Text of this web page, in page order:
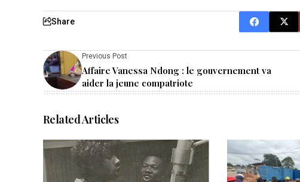
Share
Previous Post
Affaire Vanessa Ndong : le gouvernement va
aider la jeune compatriote
Related Articles